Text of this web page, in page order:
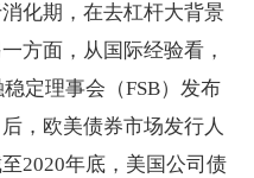
化期，在去杠杆大背景
方面，从国际经验看，
定理事会（FSB）发布
，欧美债券市场发行人
2020年底，美国公司债